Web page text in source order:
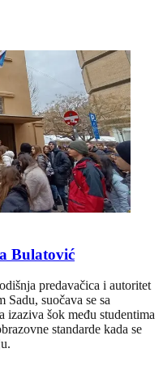
Bulatović
predavačica i autoritet
suočava se sa
izaziva šok među studentima
standarde kada se